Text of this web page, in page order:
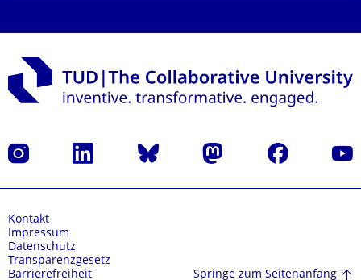
Instagram LinkedIn Bluesky Mastodon Facebook
Kontakt
Impressum
Datenschutz
Transparenzgesetz
Barrierefreiheit
Springe zum Seitenanfang